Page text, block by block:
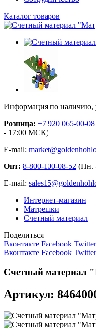
Каталог товаров
Информация по наличию,
Розница: +7 920 065-00-08
- 17:00 МСК)
E-mail:
Опт: 8-800-100-08-52 (Пн.
E-mail:
Интернет-магазин
Матрешки
Счетный материал
Поделиться
Вконтакте Facebook Twitter
Вконтакте Facebook Twitter
Счетный материал
Артикул: